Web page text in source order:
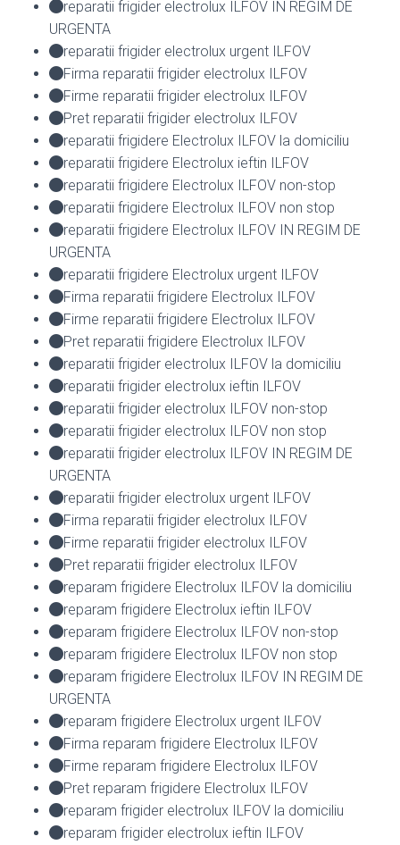
reparatii frigider electrolux ILFOV IN REGIM DE
URGENTA
reparatii frigider electrolux urgent ILFOV
Firma reparatii frigider electrolux ILFOV
Firme reparatii frigider electrolux ILFOV
Pret reparatii frigider electrolux ILFOV
reparatii frigidere Electrolux ILFOV la domiciliu
reparatii frigidere Electrolux ieftin ILFOV
reparatii frigidere Electrolux ILFOV non-stop
reparatii frigidere Electrolux ILFOV non stop
reparatii frigidere Electrolux ILFOV IN REGIM DE
URGENTA
reparatii frigidere Electrolux urgent ILFOV
Firma reparatii frigidere Electrolux ILFOV
Firme reparatii frigidere Electrolux ILFOV
Pret reparatii frigidere Electrolux ILFOV
reparatii frigider electrolux ILFOV la domiciliu
reparatii frigider electrolux ieftin ILFOV
reparatii frigider electrolux ILFOV non-stop
reparatii frigider electrolux ILFOV non stop
reparatii frigider electrolux ILFOV IN REGIM DE
URGENTA
reparatii frigider electrolux urgent ILFOV
Firma reparatii frigider electrolux ILFOV
Firme reparatii frigider electrolux ILFOV
Pret reparatii frigider electrolux ILFOV
reparam frigidere Electrolux ILFOV la domiciliu
reparam frigidere Electrolux ieftin ILFOV
reparam frigidere Electrolux ILFOV non-stop
reparam frigidere Electrolux ILFOV non stop
reparam frigidere Electrolux ILFOV IN REGIM DE
URGENTA
reparam frigidere Electrolux urgent ILFOV
Firma reparam frigidere Electrolux ILFOV
Firme reparam frigidere Electrolux ILFOV
Pret reparam frigidere Electrolux ILFOV
reparam frigider electrolux ILFOV la domiciliu
reparam frigider electrolux ieftin ILFOV